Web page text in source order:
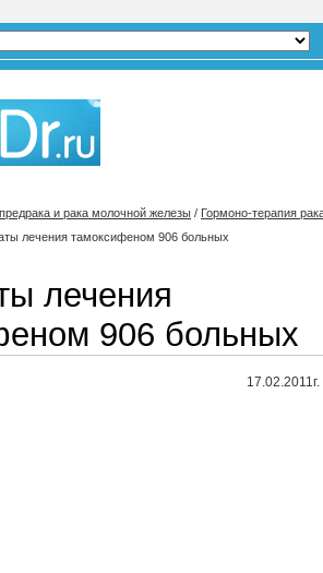
и рака молочной железы / Гормоно-терапия
лечения тамоксифеном 906 больных
лечения
906 больных
17.02.2011г.